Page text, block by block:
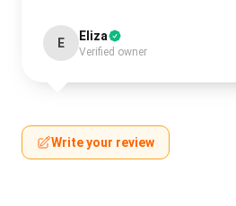
E Eliza
Verified owner
Write your review